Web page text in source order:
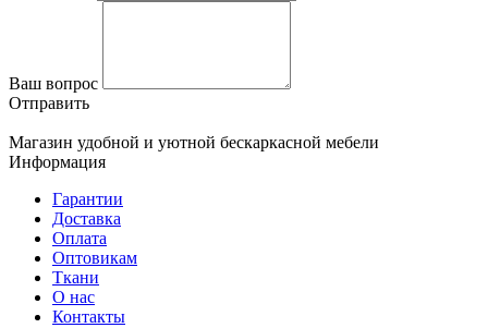
Ваш вопрос
Отправить
Магазин удобной и уютной бескаркасной мебели
Информация
Гарантии
Доставка
Оплата
Оптовикам
Ткани
О нас
Контакты